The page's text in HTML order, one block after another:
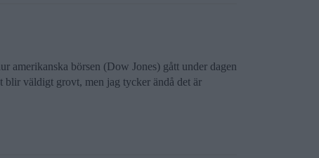
amerikanska börsen (Dow Jones) gått under dagen
blir väldigt grovt, men jag tycker ändå det är